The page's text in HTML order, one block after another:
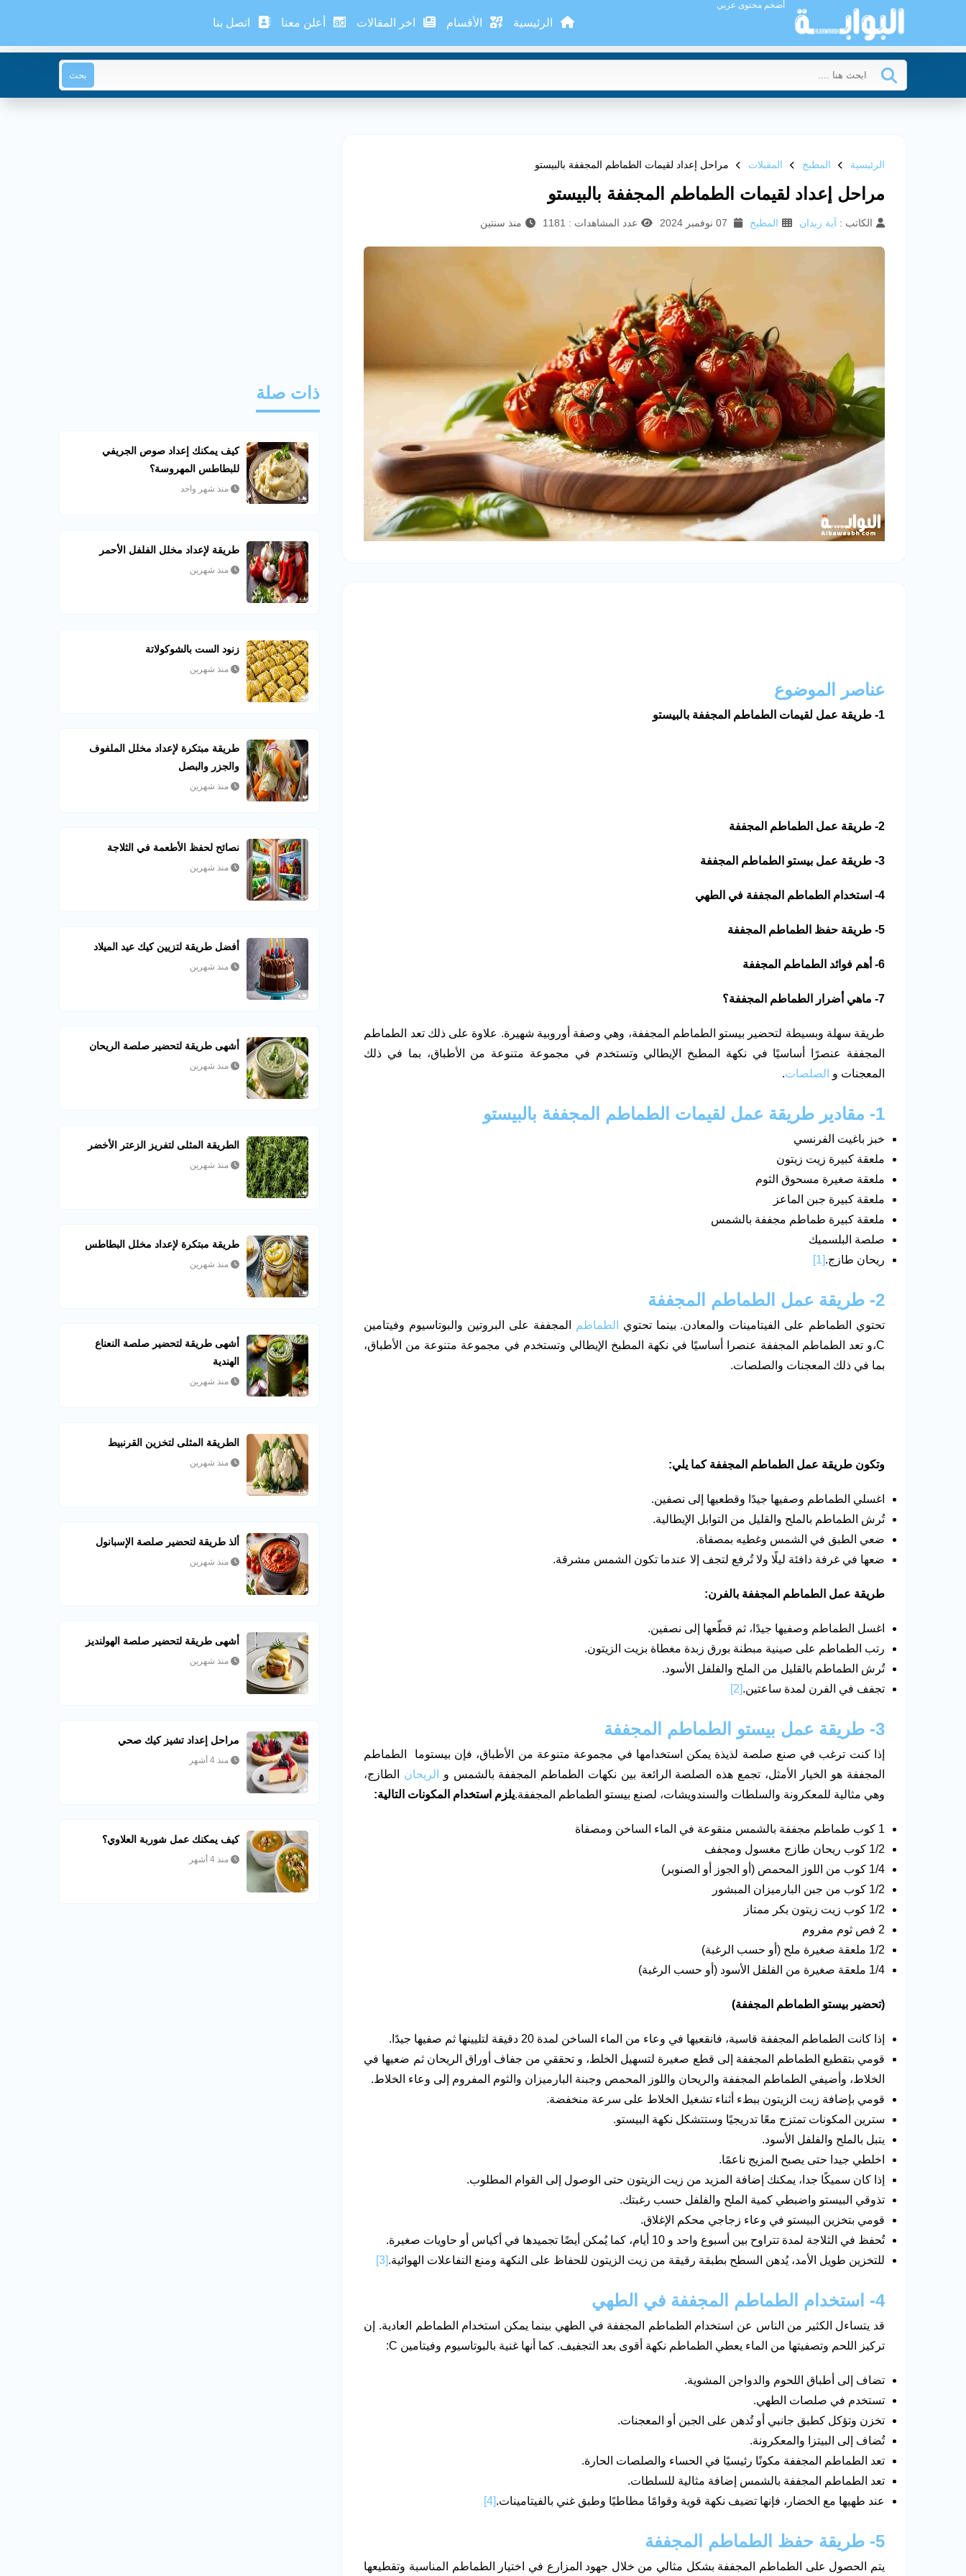
أضخم محتوى عربي
الرئيسية الأقسام اخر المقالات أعلن معنا اتصل بنا
بحث
الرئيسية المطبخ المقبلات مراحل إعداد لقيمات الطماطم المجففة بالبيستو
مراحل إعداد لقيمات الطماطم المجففة بالبيستو
الكاتب : آية زيدان المطبخ عدد المشاهدات : 1181 منذ سنتين
عناصر الموضوع
1- طريقة عمل لقيمات الطماطم المجففة بالبيستو
2- طريقة عمل الطماطم المجففة
3- طريقة عمل بيستو الطماطم المجففة
4- استخدام الطماطم المجففة في الطهي
5- طريقة حفظ الطماطم المجففة
6- أهم فوائد الطماطم المجففة
7- ماهي أضرار الطماطم المجففة؟
طريقة سهلة وبسيطة لتحضير بيستو الطماطم المجففة، وهي وصفة أوروبية شهيرة. علاوة على ذلك تعد الطماطم
المجففة عنصرًا أساسيًا في نكهة المطبخ الإيطالي وتستخدم في مجموعة متنوعة من الأطباق، بما في ذلك
المعجنات و الصلصات.
1- مقادير طريقة عمل لقيمات الطماطم المجففة بالبيستو
خبز باغيت الفرنسي
ملعقة كبيرة زيت زيتون
ملعقة صغيرة مسحوق الثوم
ملعقة كبيرة جبن الماعز
ملعقة كبيرة طماطم مجففة بالشمس
صلصة البلسميك
ريحان طازج.[1]
2- طريقة عمل الطماطم المجففة
تحتوي الطماطم على الفيتامينات والمعادن. بينما تحتوي الطماطم
المجففة على البروتين والبوتاسيوم وفيتامين
C،و تعد الطماطم المجففة عنصرا أساسيًا في نكهة المطبخ الإيطالي وتستخدم في مجموعة متنوعة من الأطباق،
بما في ذلك المعجنات والصلصات.
وتكون طريقة عمل الطماطم المجففة كما يلي:
اغسلي الطماطم وصفيها جيدًا وقطعيها إلى نصفين.
تُرش الطماطم بالملح والقليل من التوابل الإيطالية.
ضعي الطبق في الشمس وغطيه بمصفاة.
ضعها في غرفة دافئة ليلًا ولا تُرفع لتجف إلا عندما تكون الشمس مشرقة.
طريقة عمل الطماطم المجففة بالفرن:
اغسل الطماطم وصفيها جيدًا، ثم قطّعها إلى نصفين.
رتب الطماطم على صينية مبطنة بورق زبدة مغطاة بزيت الزيتون.
تُرش الطماطم بالقليل من الملح والفلفل الأسود.
تجفف في الفرن لمدة ساعتين.[2]
3- طريقة عمل بيستو الطماطم المجففة
إذا كنت ترغب في صنع صلصة لذيذة يمكن استخدامها في مجموعة متنوعة من الأطباق، فإن بيستوما الطماطم
المجففة هو الخيار الأمثل، تجمع هذه الصلصة الرائعة بين نكهات الطماطم المجففة بالشمس و
الريحان الطازج،
وهي مثالية للمعكرونة والسلطات والسندويشات، لصنع بيستو الطماطم المجففة.يلزم استخدام المكونات التالية:
1 كوب طماطم مجففة بالشمس منقوعة في الماء الساخن ومصفاة
1/2 كوب ريحان طازج مغسول ومجفف
1/4 كوب من اللوز المحمص (أو الجوز أو الصنوبر)
1/2 كوب من جبن البارميزان المبشور
1/2 كوب زيت زيتون بكر ممتاز
2 فص ثوم مفروم
1/2 ملعقة صغيرة ملح (أو حسب الرغبة)
1/4 ملعقة صغيرة من الفلفل الأسود (أو حسب الرغبة)
(تحضير بيستو الطماطم المجففة)
إذا كانت الطماطم المجففة قاسية، فانقعيها في وعاء من الماء الساخن لمدة 20 دقيقة لتليينها ثم صفيها جيدًا.
قومي بتقطيع الطماطم المجففة إلى قطع صغيرة لتسهيل الخلط، و تحققي من جفاف أوراق الريحان ثم ضعيها في
الخلاط، وأضيفي الطماطم المجففة والريحان واللوز المحمص وجبنة البارميزان والثوم المفروم إلى وعاء الخلاط.
قومي بإضافة زيت الزيتون ببطء أثناء تشغيل الخلاط على سرعة منخفضة.
سترين المكونات تمتزج معًا تدريجيًا وستتشكل نكهة البيستو.
يتبل بالملح والفلفل الأسود.
اخلطي جيدا حتى يصبح المزيج ناعمًا.
إذا كان سميكًا جدا، يمكنك إضافة المزيد من زيت الزيتون حتى الوصول إلى القوام المطلوب.
تذوقي البيستو واضبطي كمية الملح والفلفل حسب رغبتك.
قومي بتخزين البيستو في وعاء زجاجي محكم الإغلاق.
تُحفظ في الثلاجة لمدة تتراوح بين أسبوع واحد و 10 أيام، كما يُمكن أيضًا تجميدها في أكياس أو حاويات صغيرة.
للتخزين طويل الأمد، يُدهن السطح بطبقة رقيقة من زيت الزيتون للحفاظ على النكهة ومنع التفاعلات الهوائية.[3]
4- استخدام الطماطم المجففة في الطهي
قد يتساءل الكثير من الناس عن استخدام الطماطم المجففة في الطهي بينما يمكن استخدام الطماطم العادية. إن
تركيز اللحم وتصفيتها من الماء يعطي الطماطم نكهة أقوى بعد التجفيف. كما أنها غنية بالبوتاسيوم وفيتامين C:
تضاف إلى أطباق اللحوم والدواجن المشوية.
تستخدم في صلصات الطهي.
تخزن وتؤكل كطبق جانبي أو تُدهن على الجبن أو المعجنات.
تُضاف إلى البيتزا والمعكرونة.
تعد الطماطم المجففة مكونًا رئيسيًا في الحساء والصلصات الحارة.
تعد الطماطم المجففة بالشمس إضافة مثالية للسلطات.
عند طهيها مع الخضار، فإنها تضيف نكهة قوية وقوامًا مطاطيًا وطبق غني بالفيتامينات.[4]
5- طريقة حفظ الطماطم المجففة
يتم الحصول على الطماطم المجففة بشكل مثالي من خلال جهود المزارع في اختيار الطماطم المناسبة وتقطيعها
ذات صلة
كيف يمكنك إعداد صوص الجريفي
للبطاطس المهروسة؟
منذ شهر واحد
طريقة لإعداد مخلل الفلفل الأحمر
منذ شهرين
زنود الست بالشوكولاتة
منذ شهرين
طريقة مبتكرة لإعداد مخلل الملفوف
والجزر والبصل
منذ شهرين
نصائح لحفظ الأطعمة في الثلاجة
منذ شهرين
أفضل طريقة لتزيين كيك عيد الميلاد
منذ شهرين
أشهى طريقة لتحضير صلصة الريحان
منذ شهرين
الطريقة المثلى لتفريز الزعتر الأخضر
منذ شهرين
طريقة مبتكرة لإعداد مخلل البطاطس
منذ شهرين
أشهى طريقة لتحضير صلصة النعناع
الهندية
منذ شهرين
الطريقة المثلى لتخزين القرنبيط
منذ شهرين
ألذ طريقة لتحضير صلصة الإسبانول
منذ شهرين
أشهى طريقة لتحضير صلصة الهولنديز
منذ شهرين
مراحل إعداد تشيز كيك صحي
منذ 4 أشهر
كيف يمكنك عمل شوربة العلاوي؟
منذ 4 أشهر